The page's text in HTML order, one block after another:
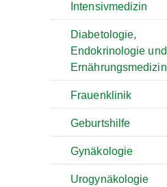
Intensivmedizin
Diabetologie,
Endokrinologie und
Ernährungsmedizin
Frauenklinik
Geburtshilfe
Gynäkologie
Urogynäkologie